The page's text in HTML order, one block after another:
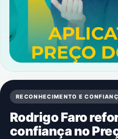
RECONHECIMENTO E
Rodrigo Faro
confiança no